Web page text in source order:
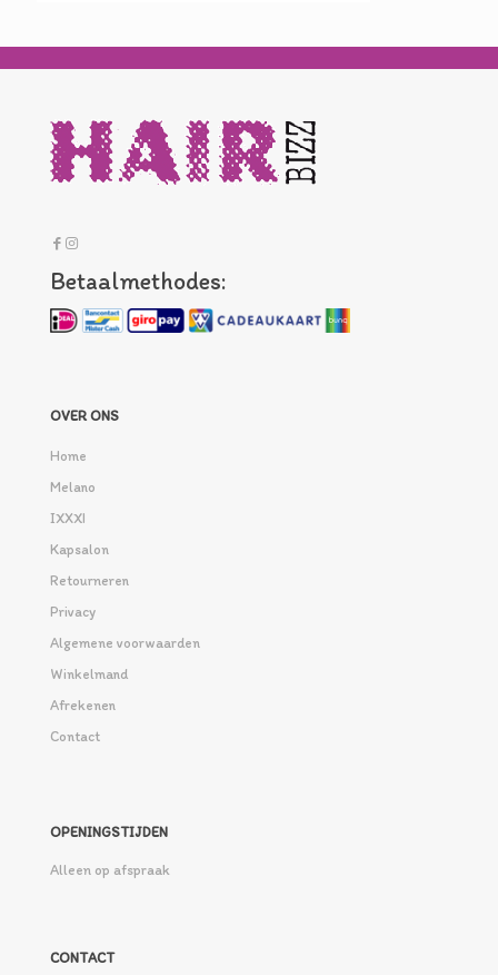
Betaalmethodes:
OVER ONS
Home
Melano
IXXXI
Kapsalon
Retourneren
Privacy
Algemene voorwaarden
Winkelmand
Afrekenen
Contact
OPENINGSTIJDEN
Alleen op afspraak
CONTACT